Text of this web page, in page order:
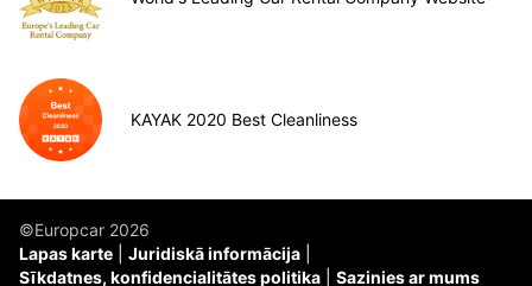
KAYAK 2020 Best Cleanliness
©Europcar 2026
Lapas karte
Juridiskā informācija
Sīkdatnes, konfidencialitātes politika
Sazinies ar mums